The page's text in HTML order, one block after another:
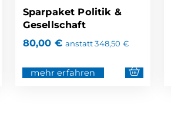
Sparpaket Politik &
Gesellschaft
80,00 € anstatt348,50 €
mehr erfahren